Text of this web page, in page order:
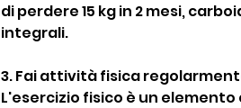
di perdere 15 kg in 2 mesi,
integrali.
3. Fai attività fisica
L'esercizio fisico è un